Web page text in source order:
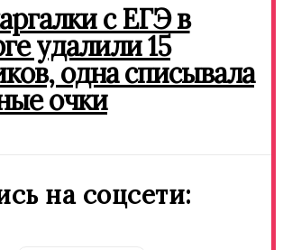
с ЕГЭ в
удалили 15
одна списывала
очки
на соцсети: